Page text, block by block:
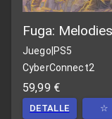
Fuga:
Juego|PS5
CyberConnect2
59,99 €
DETALLE ☆